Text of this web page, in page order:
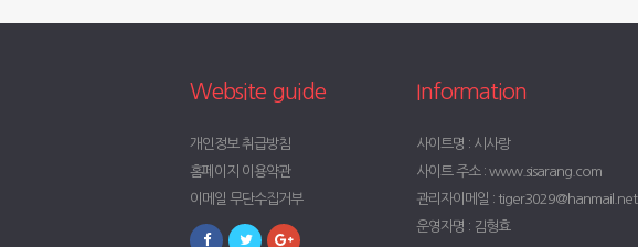
Website guide
개인정보 취급방침
홈페이지 이용약관
이메일 무단수집거부
Information
사이트명 : 시사랑
사이트 주소 : www.sisarang.com
관리자이메일 : tiger3029@hanmail.net
운영자명 : 김형효